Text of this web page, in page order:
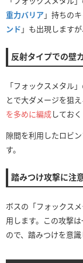
重力バリア」持ちの
ンド 」も出現します
反射タイプでの壁
「フォックスメタル
とで大ダメージを狙
を多めに編成してお
隙間を利用したロビ
す。
踏みつけ攻撃に注
ボスの「フォックス
用します。この攻撃
ので、踏みつけを意